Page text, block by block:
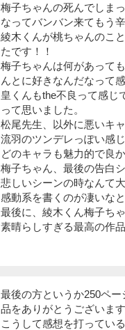
梅子ちゃんの死んでしま
なってバンバン来てもう
綾木くんが桃ちゃんのこ
たです！！
梅子ちゃんは何があって
んとに好きなんだなって感
皇くんもthe不良って感じ
って思いました。
松尾先生、以外に悪いキ
流羽のツンデレっぽい感
どのキャラも魅力的で良
梅子ちゃん、最後の告白
悲しいシーンの時なんて
感動系を書くのが凄いな
最後に、綾木くん梅子ち
素晴らしすぎる最高の作
最後の方というか250ペ
品をありがとうございます
こうして感想を打ってい